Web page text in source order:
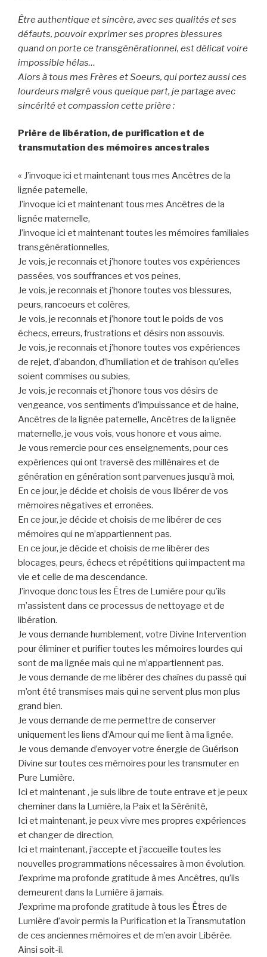
Être authentique et sincère, avec ses qualités et ses
défauts, pouvoir exprimer ses propres blessures
quand on porte ce transgénérationnel, est délicat voire
impossible hélas…
Alors à tous mes Frères et Soeurs, qui portez aussi ces
lourdeurs malgré vous quelque part, je partage avec
sincérité et compassion cette prière :
Prière de libération, de purification et de
transmutation des mémoires ancestrales
« J’invoque ici et maintenant tous mes Ancêtres de la
lignée paternelle,
J’invoque ici et maintenant tous mes Ancêtres de la
lignée maternelle,
J’invoque ici et maintenant toutes les mémoires familiales
transgénérationnelles,
Je vois, je reconnais et j’honore toutes vos expériences
passées, vos souffrances et vos peines,
Je vois, je reconnais et j’honore toutes vos blessures,
peurs, rancoeurs et colères,
Je vois, je reconnais et j’honore tout le poids de vos
échecs, erreurs, frustrations et désirs non assouvis.
Je vois, je reconnais et j’honore toutes vos expériences
de rejet, d’abandon, d’humiliation et de trahison qu’elles
soient commises ou subies,
Je vois, je reconnais et j’honore tous vos désirs de
vengeance, vos sentiments d’impuissance et de haine,
Ancêtres de la lignée paternelle, Ancêtres de la lignée
maternelle, je vous vois, vous honore et vous aime.
Je vous remercie pour ces enseignements, pour ces
expériences qui ont traversé des millénaires et de
génération en génération sont parvenues jusqu’à moi,
En ce jour, je décide et choisis de vous libérer de vos
mémoires négatives et erronées.
En ce jour, je décide et choisis de me libérer de ces
mémoires qui ne m’appartiennent pas.
En ce jour, je décide et choisis de me libérer des
blocages, peurs, échecs et répétitions qui impactent ma
vie et celle de ma descendance.
J’invoque donc tous les Êtres de Lumière pour qu’ils
m’assistent dans ce processus de nettoyage et de
libération.
Je vous demande humblement, votre Divine Intervention
pour éliminer et purifier toutes les mémoires lourdes qui
sont de ma lignée mais qui ne m’appartiennent pas.
Je vous demande de me libérer des chaînes du passé qui
m’ont été transmises mais qui ne servent plus mon plus
grand bien.
Je vous demande de me permettre de conserver
uniquement les liens d’Amour qui me lient à ma lignée.
Je vous demande d’envoyer votre énergie de Guérison
Divine sur toutes ces mémoires pour les transmuter en
Pure Lumière.
Ici et maintenant , je suis libre de toute entrave et je peux
cheminer dans la Lumière, la Paix et la Sérénité,
Ici et maintenant, je peux vivre mes propres expériences
et changer de direction,
Ici et maintenant, j’accepte et j’accueille toutes les
nouvelles programmations nécessaires à mon évolution.
J’exprime ma profonde gratitude à mes Ancêtres, qu’ils
demeurent dans la Lumière à jamais.
J’exprime ma profonde gratitude à tous les Êtres de
Lumière d’avoir permis la Purification et la Transmutation
de ces anciennes mémoires et de m’en avoir Libérée.
Ainsi soit-il.